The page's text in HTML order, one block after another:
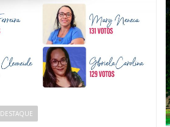
DESTAQUE